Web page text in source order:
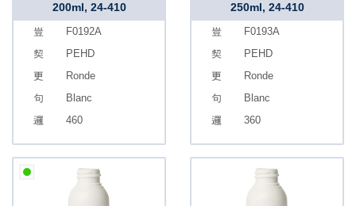
200ml, 24-410
F0192A
PEHD
Ronde
Blanc
460
250ml, 24-410
F0193A
PEHD
Ronde
Blanc
360